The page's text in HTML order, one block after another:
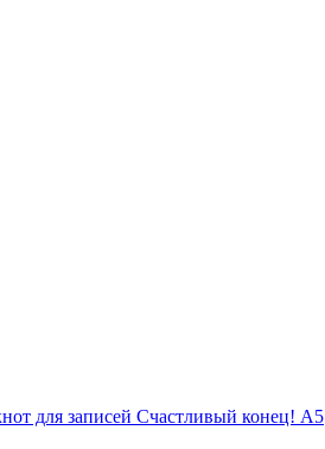
для записей Счастливый конец! А5